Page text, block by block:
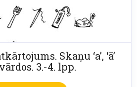
Skaņu ‘a’, ‘ā’
3.-4. lpp.